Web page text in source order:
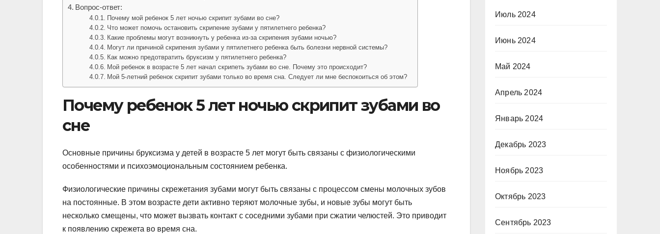
Вопрос-ответ:
Почему мой ребенок 5 лет ночью скрипит зубами во сне?
Что может помочь остановить скрипение зубами у пятилетнего ребенка?
Какие проблемы могут возникнуть у ребенка из-за скрипения зубами ночью?
Могут ли причиной скрипения зубами у пятилетнего ребенка быть болезни нервной системы?
Как можно предотвратить бруксизм у пятилетнего ребенка?
Мой ребенок в возрасте 5 лет начал скрипеть зубами во сне. Почему это происходит?
Мой 5-летний ребенок скрипит зубами только во время сна. Следует ли мне беспокоиться об этом?
Почему ребенок 5 лет ночью скрипит зубами во
сне
Основные причины бруксизма у детей в возрасте 5 лет могут быть связаны с физиологическими
особенностями и психоэмоциональным состоянием ребенка.
Физиологические причины скрежетания зубами могут быть связаны с процессом смены молочных зубов
на постоянные. В этом возрасте дети активно теряют молочные зубы, и новые зубы могут быть
несколько смещены, что может вызвать контакт с соседними зубами при сжатии челюстей. Это приводит
к появлению скрежета во время сна.
Июль 2024
Июнь 2024
Май 2024
Апрель 2024
Январь 2024
Декабрь 2023
Ноябрь 2023
Октябрь 2023
Сентябрь 2023